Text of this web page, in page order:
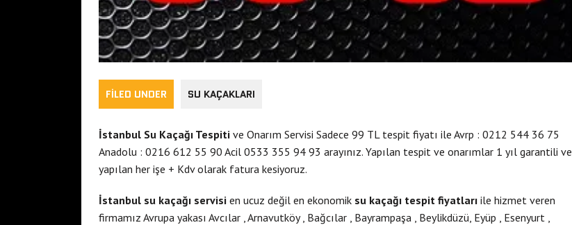
FILED UNDER SU KAÇAKLARI
İstanbul Su Kaçağı Tespiti ve Onarım Servisi Sadece 99 TL tespit fiyatı ile Avrp : 0212 544 36 75
Anadolu : 0216 612 55 90 Acil 0533 355 94 93 arayınız. Yapılan tespit ve onarımlar 1 yıl garantili ve
yapılan her işe + Kdv olarak fatura kesiyoruz.
İstanbul su kaçağı servisi en ucuz değil en ekonomik su kaçağı tespit fiyatları ile hizmet veren
firmamız Avrupa yakası Avcılar , Arnavutköy , Bağcılar , Bayrampaşa , Beylikdüzü, Eyüp , Esenyurt ,